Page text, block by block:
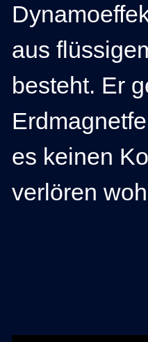
aus
besteht. Er
es keinen
verlören